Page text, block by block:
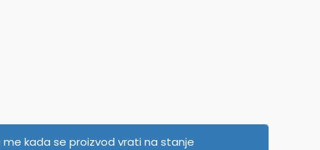
me kada se proizvod vrati na stanje